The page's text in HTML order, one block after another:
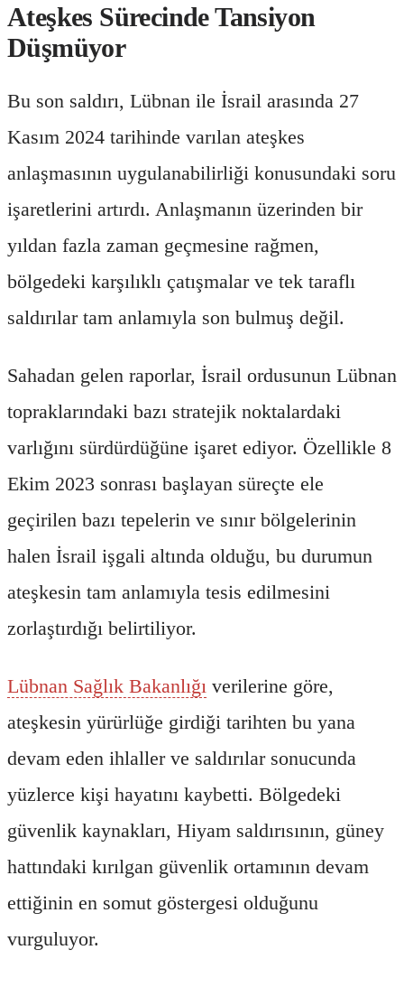
Ateşkes Sürecinde Tansiyon
Düşmüyor
Bu son saldırı, Lübnan ile İsrail arasında 27
Kasım 2024 tarihinde varılan ateşkes
anlaşmasının uygulanabilirliği konusundaki soru
işaretlerini artırdı. Anlaşmanın üzerinden bir
yıldan fazla zaman geçmesine rağmen,
bölgedeki karşılıklı çatışmalar ve tek taraflı
saldırılar tam anlamıyla son bulmuş değil.
Sahadan gelen raporlar, İsrail ordusunun Lübnan
topraklarındaki bazı stratejik noktalardaki
varlığını sürdürdüğüne işaret ediyor. Özellikle 8
Ekim 2023 sonrası başlayan süreçte ele
geçirilen bazı tepelerin ve sınır bölgelerinin
halen İsrail işgali altında olduğu, bu durumun
ateşkesin tam anlamıyla tesis edilmesini
zorlaştırdığı belirtiliyor.
Lübnan Sağlık Bakanlığı verilerine göre,
ateşkesin yürürlüğe girdiği tarihten bu yana
devam eden ihlaller ve saldırılar sonucunda
yüzlerce kişi hayatını kaybetti. Bölgedeki
güvenlik kaynakları, Hiyam saldırısının, güney
hattındaki kırılgan güvenlik ortamının devam
ettiğinin en somut göstergesi olduğunu
vurguluyor.